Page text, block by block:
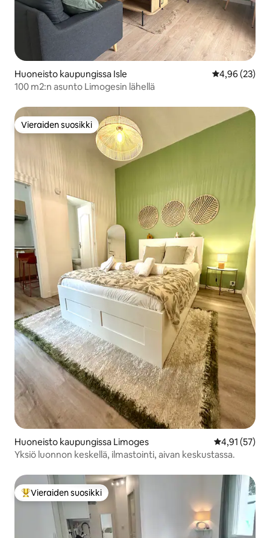
Huoneisto kaupungissa Isle
4,96 (23)
100 m2:n asunto Limogesin lähellä
Vieraiden suosikki
Vieraiden suosikki
Huoneisto kaupungissa Limoges
4,91 (57)
Yksiö luonnon keskellä, ilmastointi, aivan keskustassa.
Vieraiden suosikkien parhaimmistoa
Vieraiden suosikki